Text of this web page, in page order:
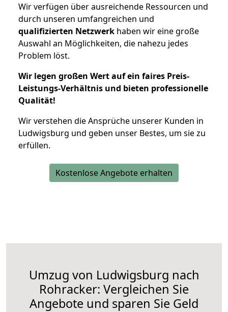
Wir verfügen über ausreichende Ressourcen und
durch unseren umfangreichen und
qualifizierten Netzwerk haben wir eine große
Auswahl an Möglichkeiten, die nahezu jedes
Problem löst.
Wir legen großen Wert auf ein faires Preis-
Leistungs-Verhältnis und bieten professionelle
Qualität!
Wir verstehen die Ansprüche unserer Kunden in
Ludwigsburg und geben unser Bestes, um sie zu
erfüllen.
Kostenlose Angebote erhalten
Umzug von Ludwigsburg nach
Rohracker: Vergleichen Sie
Angebote und sparen Sie Geld